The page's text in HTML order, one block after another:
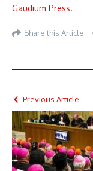
Gaudium Press.
Share this Article
Previous Article